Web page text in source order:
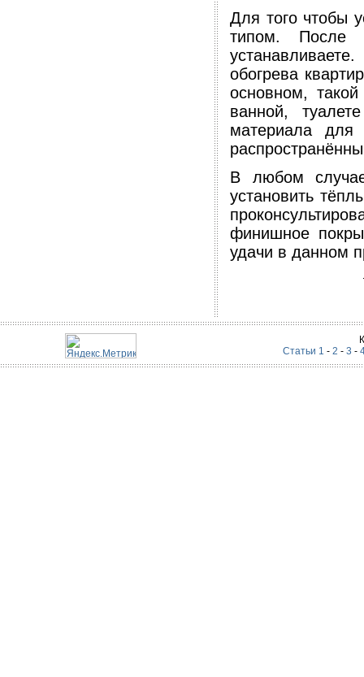
Для того чтобы
типом. После
обогрева
основном,
ванной,
материала
В любом
установить
финишное
удачи в данном
Статьи 1 - 2 - 3 -